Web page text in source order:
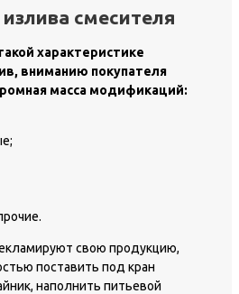
смесителя
характеристике
вниманию покупателя
масса модификаций:
свою продукцию,
поставить под кран
наполнить питьевой